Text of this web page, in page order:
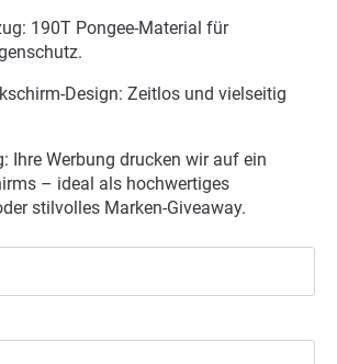
190T Pongee-Material für
Design: Zeitlos und vielseitig
Ihre Werbung drucken wir auf ein
– ideal als hochwertiges
stilvolles Marken-Giveaway.